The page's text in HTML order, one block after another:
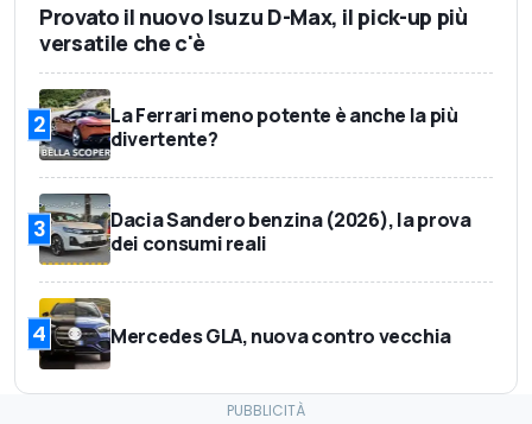
Provato il nuovo Isuzu D-Max, il pick-up più
versatile che c'è
2
La Ferrari meno potente è anche la più
divertente?
3
Dacia Sandero benzina (2026), la prova
dei consumi reali
4 Mercedes GLA, nuova contro vecchia